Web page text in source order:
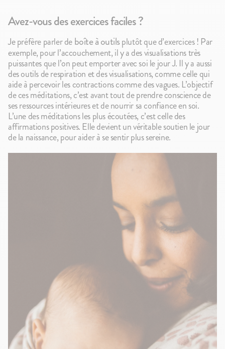
Avez-vous des exercices faciles ?
Je préfère parler deboîte à outilsplutôt que d’exercices ! Par
exemple, pour l’accouchement, il y a des visualisations très
puissantes que l’on peut emporter avec soi le jour J. Il y a aussi
des outils de respiration et des visualisations, comme celle qui
aide à percevoir les contractions comme des vagues. L’objectif
de ces méditations, c’est avant tout de prendre conscience de
ses ressources intérieures et de nourrir sa confiance en soi.
L’une des méditations les plus écoutées, c’est celle des
affirmations positives. Elle devient un véritable soutien le jour
de la naissance, pour aider à se sentir plus sereine.